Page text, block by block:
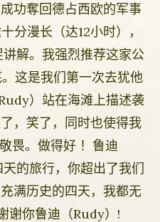
功奪回德占西欧的军事
分漫长（达12小时），
解。我强烈推荐这家公
这是我们第一次去犹他
）站在海滩上描述袭
，笑了，同时也使得我
畏。做得好 ！鲁迪
天的旅行，你超出了我们
满历史的四天，我都无
谢你鲁迪（Rudy）!